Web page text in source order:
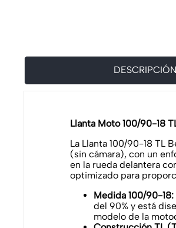
DESCRIPCIÓN
Llanta Moto 100/90-18
La Llanta 100/90-18 TL
(sin cámara), con un
en la rueda delantera
optimizado para
Medida 100/90-18:
del 90% y está
modelo de la